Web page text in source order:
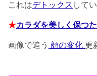
これはデトックス して
★カラダを美しく保つ
画像で追う 顔の変化 更